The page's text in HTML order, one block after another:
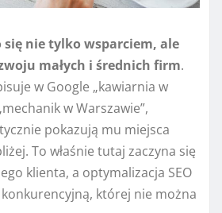
się nie tylko wsparciem, ale
małych i średnich firm.
w Google „kawiarnia w
w Warszawie”,
pokazują mu miejsca
To właśnie tutaj zaczyna się
klienta, a optymalizacja SEO
której nie można